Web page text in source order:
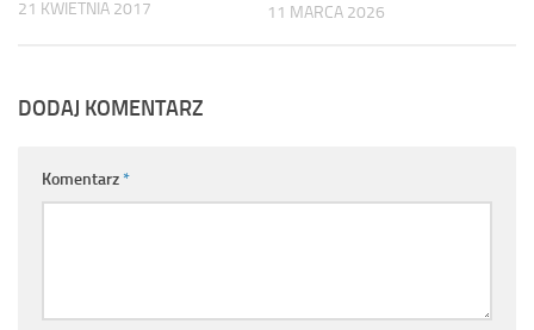
21 KWIETNIA 2017 11 MARCA 2026
DODAJ KOMENTARZ
Komentarz*